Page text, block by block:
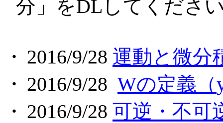
分」をDL してくださ
・ 2016/9/28 運動と微分
・ 2016/9/28 Wの定義（
・ 2016/9/28 可逆・不可